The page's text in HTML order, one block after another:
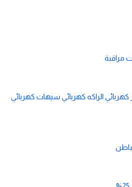
مراقبة
كهربائي الراكه كهربائي سيهات كهربائي